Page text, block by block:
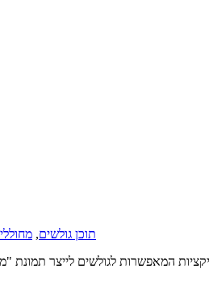
תוכן גולשים,
המאפשרות לגולשים לייצר